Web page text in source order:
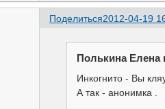
Поделиться2012-04-19
Полькина Елена
Инкогнито - Вы
А так - анонимка .